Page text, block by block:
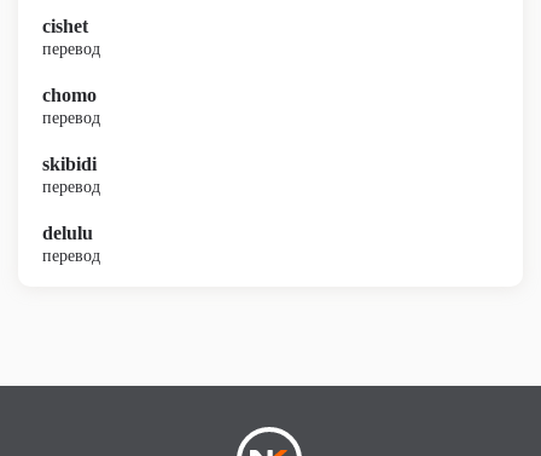
cishet
перевод
chomo
перевод
skibidi
перевод
delulu
перевод